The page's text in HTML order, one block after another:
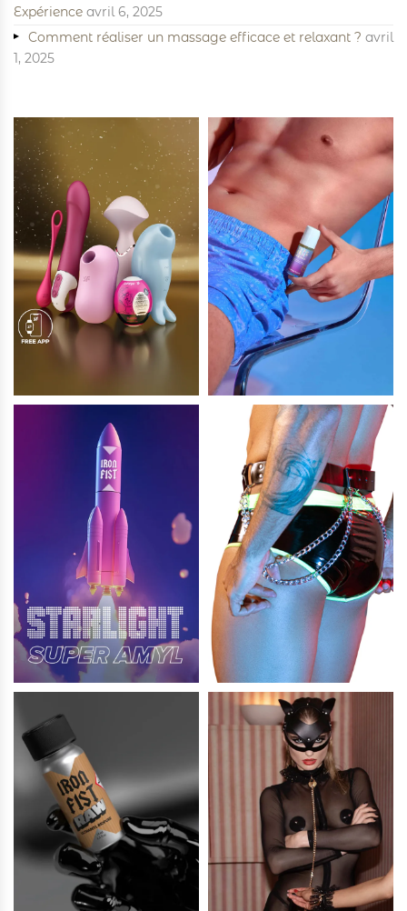
Expérience avril 6, 2025
Comment réaliser un massage efficace et relaxant ? avril
1, 2025